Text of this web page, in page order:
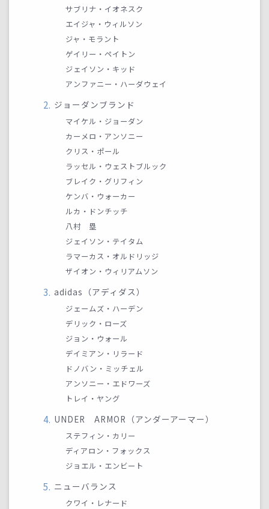
サブリナ・イオネスク
エイジャ・ウィルソン
ジャ・モラント
ゲイリー・ペイトン
ジェイソン・キッド
アンファニー・ハーダウェイ
ジョーダンブランド
マイケル・ジョーダン
カーメロ・アンソニー
クリス・ポール
ラッセル・ウェストブルック
ブレイク・グリフィン
ケンバ・ウォーカー
ルカ・ドンチッチ
八村 塁
ジェイソン・テイタム
ラマーカス・オルドリッジ
ザイオン・ウィリアムソン
adidas（アディダス）
ジェームズ・ハーデン
デリック・ローズ
ジョン・ウォール
デイミアン・リラード
ドノバン・ミッチェル
アンソニー・エドワーズ
トレイ・ヤング
UNDER ARMOR（アンダーアーマー）
ステフィン・カリー
ディアロン・フォックス
ジョエル・エンビート
ニューバランス
クワイ・レナード